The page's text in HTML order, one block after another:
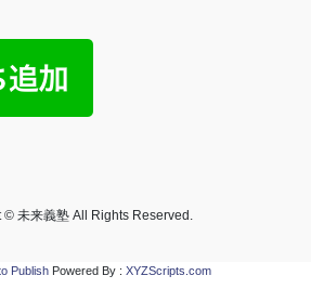
© 未来義塾 All Rights Reserved.
Publish Powered By : XYZScripts.com